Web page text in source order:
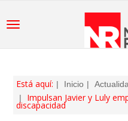
Está aquí: Inicio
Impulsan Javier y Luly
discapacidad